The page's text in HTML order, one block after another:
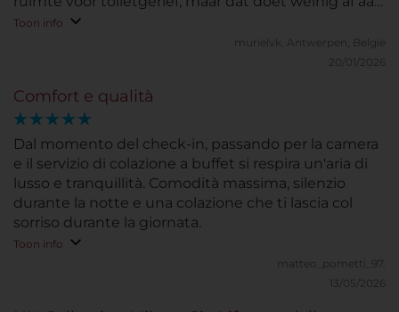
het verblijf. Het personeel is uiterst vriendelijk en
behulpzaam. We hebben hier erg van genoten.
Toon info
murielvk. Antwerpen, België
20/01/2026
Comfort e qualità
Dal momento del check-in, passando per la camera
e il servizio di colazione a buffet si respira un'aria di
lusso e tranquillità. Comodità massima, silenzio
durante la notte e una colazione che ti lascia col
sorriso durante la giornata.
Toon info
matteo_pometti_97.
13/05/2026